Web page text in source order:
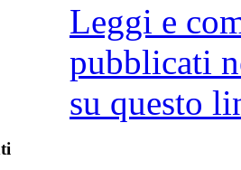
Leggi e
pubblicati
su questo